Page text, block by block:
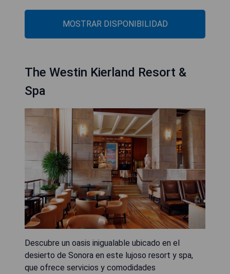
MOSTRAR DISPONIBILIDAD
The Westin Kierland Resort &
Spa
Descubre un oasis inigualable ubicado en el
desierto de Sonora en este lujoso resort y spa,
que ofrece servicios y comodidades